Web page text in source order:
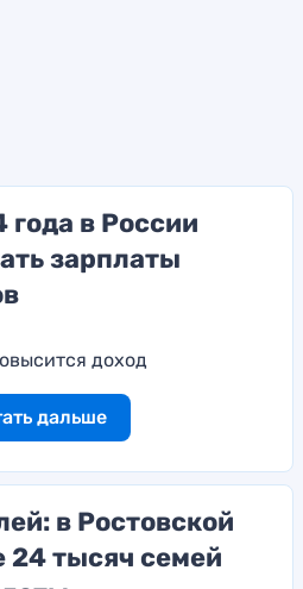
года в России
зарплаты
доход
дальше
в Ростовской
24 тысяч семей